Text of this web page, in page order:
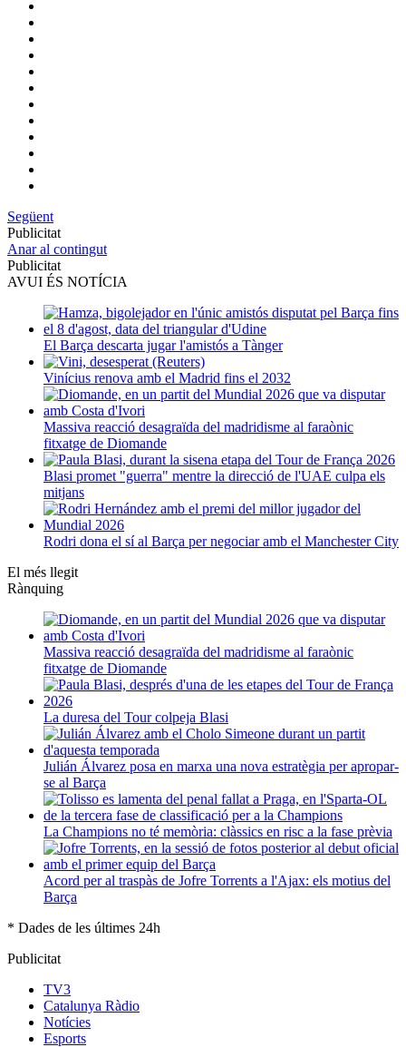
Següent
Publicitat
Anar al contingut
Publicitat
AVUI ÉS NOTÍCIA
El Barça descarta jugar l'amistós a Tànger
Vinícius renova amb el Madrid fins el 2032
Massiva reacció desagraïda del madridisme al faraònic
fitxatge de Diomande
Blasi promet "guerra" mentre la direcció de l'UAE culpa els
mitjans
Rodri dona el sí al Barça per negociar amb el Manchester City
El més llegit
Rànquing
Massiva reacció desagraïda del madridisme al faraònic
fitxatge de Diomande
La duresa del Tour colpeja Blasi
Julián Álvarez posa en marxa una nova estratègia per apropar-
se al Barça
La Champions no té memòria: clàssics en risc a la fase prèvia
Acord per al traspàs de Jofre Torrents a l'Ajax: els motius del
Barça
* Dades de les últimes 24h
Publicitat
TV3
Catalunya Ràdio
Notícies
Esports